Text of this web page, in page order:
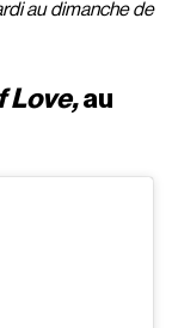
au dimanche de
Love,au